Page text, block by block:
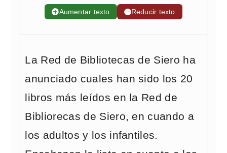
➕Aumentar texto ➖Reducir texto
La Red de Bibliotecas de Siero ha
anunciado cuales han sido los 20
libros más leídos en la Red de
Bibliorecas de Siero, en cuando a
los adultos y los infantiles.